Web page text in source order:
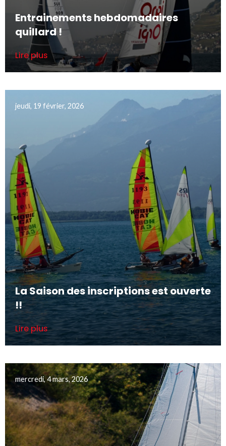
Entrainements hebdomadaires
quillard !
Lire plus
jeudi, 19 février, 2026
La Saison des inscriptions est ouverte
!!
Lire plus
mercredi, 4 mars, 2026